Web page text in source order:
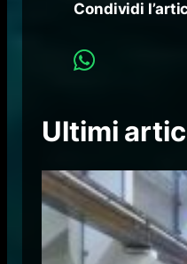
Condividi
Ultimi